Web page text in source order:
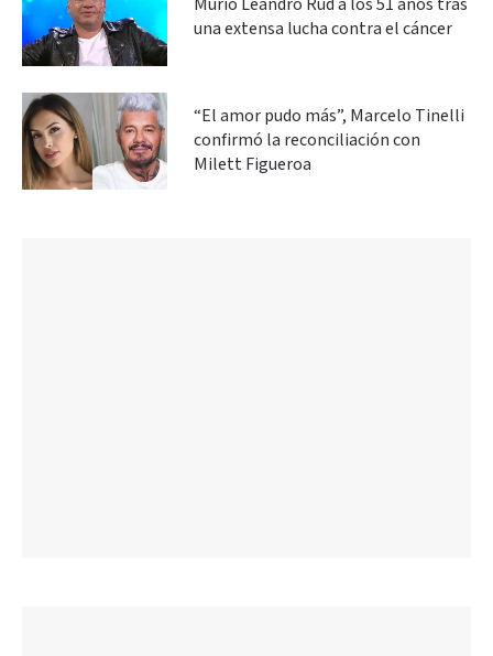
Murió Leandro Rud a los 51 años tras
una extensa lucha contra el cáncer
“El amor pudo más”, Marcelo Tinelli
confirmó la reconciliación con
Milett Figueroa